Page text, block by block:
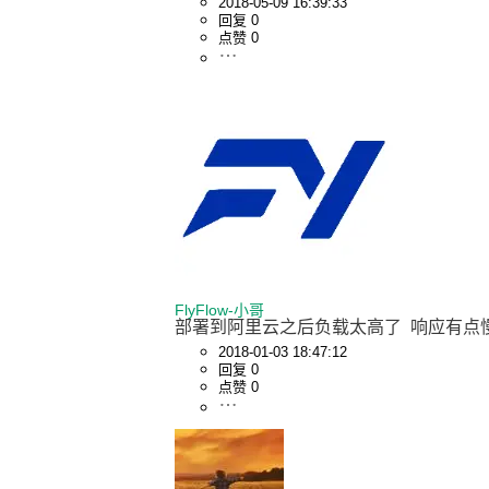
回复 0
点赞 0
FlyFlow-小哥
部署到阿里云之后负载太高了  响应有点
2018-01-03 18:47:12
回复 0
点赞 0